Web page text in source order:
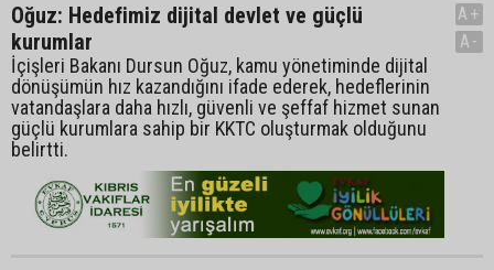
Oğuz: Hedefimiz dijital devlet ve güçlü
kurumlar
İçişleri Bakanı Dursun Oğuz, kamu yönetiminde dijital
dönüşümün hız kazandığını ifade ederek, hedeflerinin
vatandaşlara daha hızlı, güvenli ve şeffaf hizmet sunan
güçlü kurumlara sahip bir KKTC oluşturmak olduğunu
belirtti.
A+
A-